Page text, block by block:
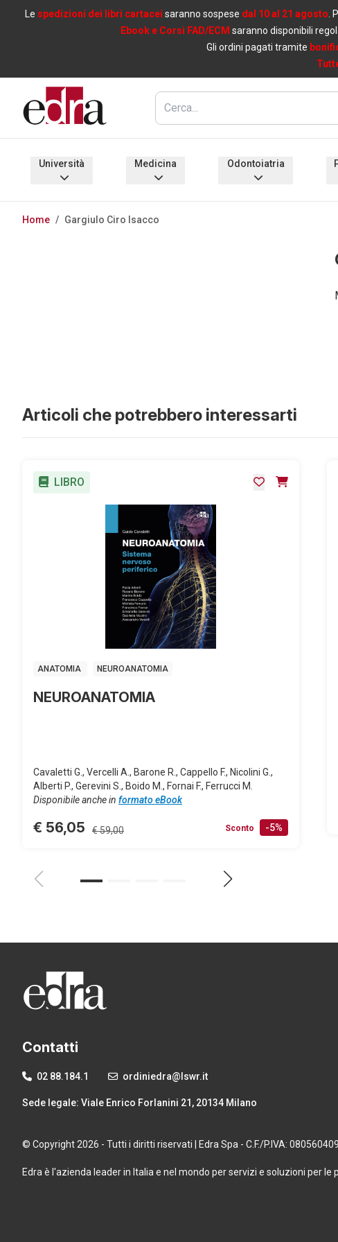
Le spedizioni dei libri cartacei saranno sospese dal 10 al 21 agosto .
Ebook e Corsi FAD/ECM saranno disponibili
Gli ordini pagati tramite
Home / Gargiulo Ciro Isacco
Articoli che potrebbero interessarti
LIBRO
ANATOMIA NEUROANATOMIA
NEUROANATOMIA
Cavaletti G., Vercelli A., Barone R., Cappello F., Nicolini G.,
Alberti P., Gerevini S., Boido M., Fornai F., Ferrucci M.
Disponibile anche in formato eBook
€ 56,05 € 59,00 Sconto -5%
Contatti
02 88.184.1 ordiniedra@lswr.it
Sede legale: Viale Enrico Forlanini 21, 20134 Milano
© Copyright 2026 - Tutti i diritti riservati | Edra Spa - C.F./P.IVA:
Edra è l'azienda leader in Italia e nel mondo per servizi e soluzioni per le